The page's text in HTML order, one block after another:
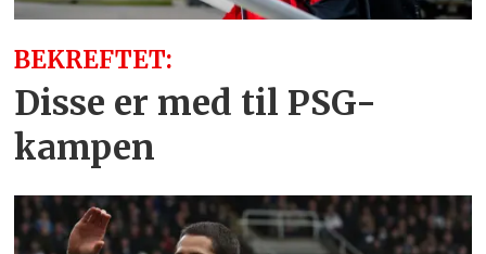
BEKREFTET:
Disse er med til PSG-
kampen